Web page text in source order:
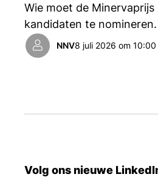
Wie moet de
kandidaten te nomineren.
NNV8 juli 2026 om 10:00
Volg ons nieuwe